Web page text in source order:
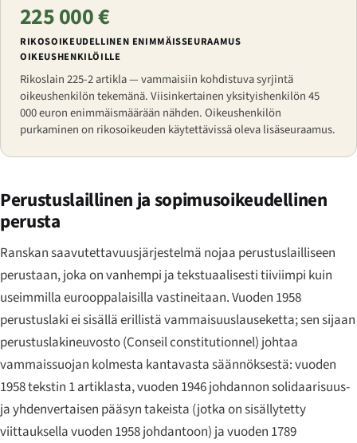
225 000 €
RIKOSOIKEUDELLINEN ENIMMÄISSEURAAMUS
OIKEUSHENKILÖILLE
Rikoslain 225-2 artikla — vammaisiin kohdistuva syrjintä
oikeushenkilön tekemänä. Viisinkertainen yksityishenkilön 45
000 euron enimmäismäärään nähden. Oikeushenkilön
purkaminen on rikosoikeuden käytettävissä oleva lisäseuraamus.
Perustuslaillinen ja sopimusoikeudellinen
perusta
Ranskan saavutettavuusjärjestelmä nojaa perustuslailliseen
perustaan, joka on vanhempi ja tekstuaalisesti tiiviimpi kuin
useimmilla eurooppalaisilla vastineitaan. Vuoden 1958
perustuslaki ei sisällä erillistä vammaisuuslauseketta; sen sijaan
perustuslakineuvosto (Conseil constitutionnel) johtaa
vammaissuojan kolmesta kantavasta säännöksestä: vuoden
1958 tekstin 1 artiklasta, vuoden 1946 johdannon solidaarisuus-
ja yhdenvertaisen pääsyn takeista (jotka on sisällytetty
viittauksella vuoden 1958 johdantoon) ja vuoden 1789